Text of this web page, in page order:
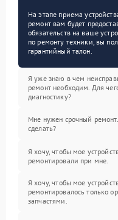
На этапе приема
ремонт вам будет
обязательств на ваше
по ремонту техники, вы
гарантийный талон.
Я уже знаю в чем
ремонт необходим. Для
диагностику?
Мне нужен срочный
сделать?
Я хочу, чтобы мое
ремонтировали при мне.
Я хочу, чтобы мое
ремонтировалось только
запчастями.